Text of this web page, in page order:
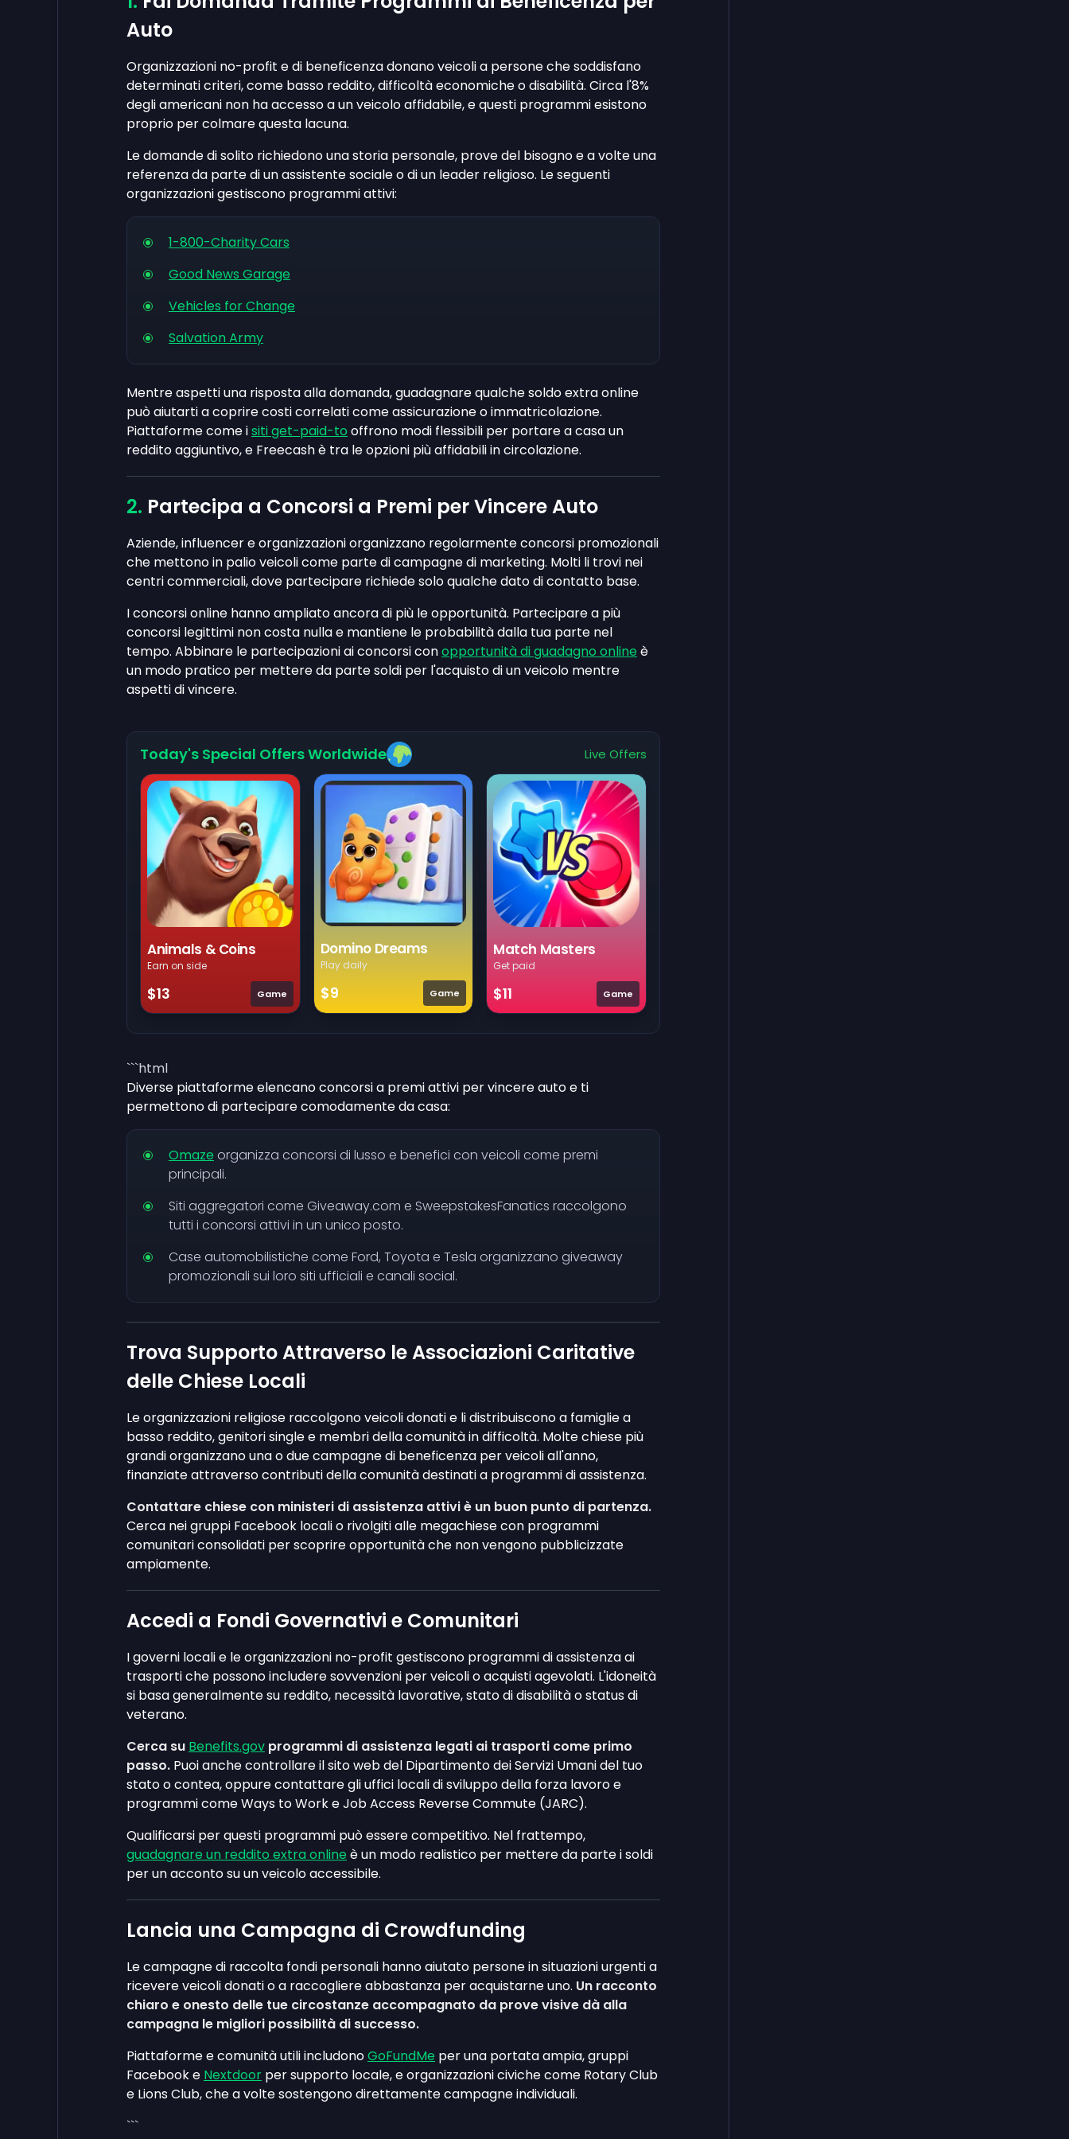
Auto
Organizzazioni no-profit e di beneficenza donano veicoli a persone che soddisfano
determinati criteri, come basso reddito, difficoltà economiche o disabilità. Circa l'8%
degli americani non ha accesso a un veicolo affidabile, e questi programmi esistono
proprio per colmare questa lacuna.
Le domande di solito richiedono una storia personale, prove del bisogno e a volte una
referenza da parte di un assistente sociale o di un leader religioso. Le seguenti
organizzazioni gestiscono programmi attivi:
1-800-Charity Cars
Good News Garage
Vehicles for Change
Salvation Army
Mentre aspetti una risposta alla domanda, guadagnare qualche soldo extra online
può aiutarti a coprire costi correlati come assicurazione o immatricolazione.
Piattaforme come isiti get-paid-to offrono modi flessibili per portare a casa un
reddito aggiuntivo, e Freecash è tra le opzioni più affidabili in circolazione.
Partecipa a Concorsi a Premi per Vincere Auto
Aziende, influencer e organizzazioni organizzano regolarmente concorsi promozionali
che mettono in palio veicoli come parte di campagne di marketing. Molti li trovi nei
centri commerciali, dove partecipare richiede solo qualche dato di contatto base.
I concorsi online hanno ampliato ancora di più le opportunità. Partecipare a più
concorsi legittimi non costa nulla e mantiene le probabilità dalla tua parte nel
tempo. Abbinare le partecipazioni ai concorsi conopportunità di guadagno online è
un modo pratico per mettere da parte soldi per l'acquisto di un veicolo mentre
aspetti di vincere.
Today's Special Offers Worldwide Live Offers
Animals & Coins
Earn on side
$13 Game
Domino Dreams
Play daily
$9 Game
Match Masters
Get paid
$11 Game
```html
Diverse piattaforme elencano concorsi a premi attivi per vincere auto e ti
permettono di partecipare comodamente da casa:
Omaze organizza concorsi di lusso e benefici con veicoli come premi
principali.
Siti aggregatori come Giveaway.com e SweepstakesFanatics raccolgono
tutti i concorsi attivi in un unico posto.
Case automobilistiche come Ford, Toyota e Tesla organizzano giveaway
promozionali sui loro siti ufficiali e canali social.
Trova Supporto Attraverso le Associazioni Caritative
delle Chiese Locali
Le organizzazioni religiose raccolgono veicoli donati e li distribuiscono a famiglie a
basso reddito, genitori single e membri della comunità in difficoltà. Molte chiese più
grandi organizzano una o due campagne di beneficenza per veicoli all'anno,
finanziate attraverso contributi della comunità destinati a programmi di assistenza.
Contattare chiese con ministeri di assistenza attivi è un buon punto di partenza.
Cerca nei gruppi Facebook locali o rivolgiti alle megachiese con programmi
comunitari consolidati per scoprire opportunità che non vengono pubblicizzate
ampiamente.
Accedi a Fondi Governativi e Comunitari
I governi locali e le organizzazioni no-profit gestiscono programmi di assistenza ai
trasporti che possono includere sovvenzioni per veicoli o acquisti agevolati. L'idoneità
si basa generalmente su reddito, necessità lavorative, stato di disabilità o status di
veterano.
Cerca su Benefits.gov programmi di assistenza legati ai trasporti come primo
passo. Puoi anche controllare il sito web del Dipartimento dei Servizi Umani del tuo
stato o contea, oppure contattare gli uffici locali di sviluppo della forza lavoro e
programmi come Ways to Work e Job Access Reverse Commute (JARC).
Qualificarsi per questi programmi può essere competitivo. Nel frattempo,
guadagnare un reddito extra online è un modo realistico per mettere da parte i soldi
per un acconto su un veicolo accessibile.
Lancia una Campagna di Crowdfunding
Le campagne di raccolta fondi personali hanno aiutato persone in situazioni urgenti a
ricevere veicoli donati o a raccogliere abbastanza per acquistarne uno. Un racconto
chiaro e onesto delle tue circostanze accompagnato da prove visive dà alla
campagna le migliori possibilità di successo.
Piattaforme e comunità utili includonoGoFundMe per una portata ampia, gruppi
Facebook e Nextdoor per supporto locale, e organizzazioni civiche come Rotary Club
e Lions Club, che a volte sostengono direttamente campagne individuali.
```